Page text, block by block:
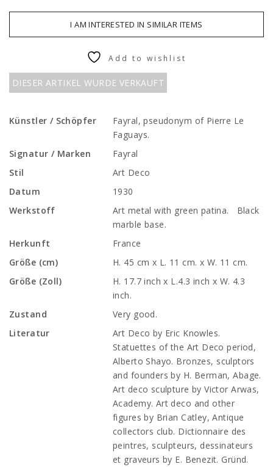
I AM INTERESTED IN SIMILAR ITEMS
DIESER ARTIKEL WURDE VERKAUFT
Add to wishlist
Künstler / Schöpfer
Fayral, pseudonym of Pierre Le
Faguays.
Signatur / Marken
Fayral
Stil
Art Deco
Datum
1930
Werkstoff
Art metal with green patina. Black
marble base.
Herkunft
France
Größe (cm)
H. 45 cm x L. 11 cm. x W. 11 cm.
Größe (Zoll)
H. 17.7 inch x L.4.3 inch x W. 4.3
inch.
Zustand
Very good.
Literatur
Art Deco by Eric Knowles.
Statuettes of the Art Deco period,
Alberto Shayo. Bronzes, sculptors
and founders by H. Berman, Abage.
Art deco sculpture by Victor Arwas,
Academy. Art deco and other
figures by Brian Catley, Antique
collectors club. Dictionnaire des
peintres, sculpteurs, dessinateurs
et graveurs by E. Benezit. Gründ.